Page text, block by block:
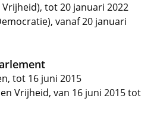
tot 20 januari 2022
vanaf 20 januari
tot 16 juni 2015
Vrijheid, van 16 juni 2015 tot